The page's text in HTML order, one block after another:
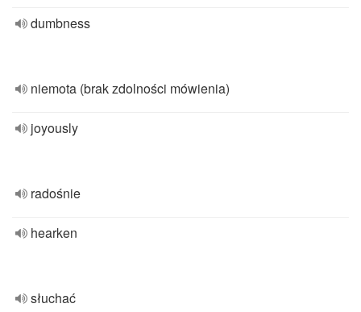
dumbness
niemota (brak zdolności mówienia)
joyously
radośnie
hearken
słuchać